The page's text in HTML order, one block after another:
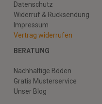
Datenschutz
Widerruf & Rücksendung
Impressum
Vertrag widerrufen
BERATUNG
Nachhaltige Böden
Gratis Musterservice
Unser Blog